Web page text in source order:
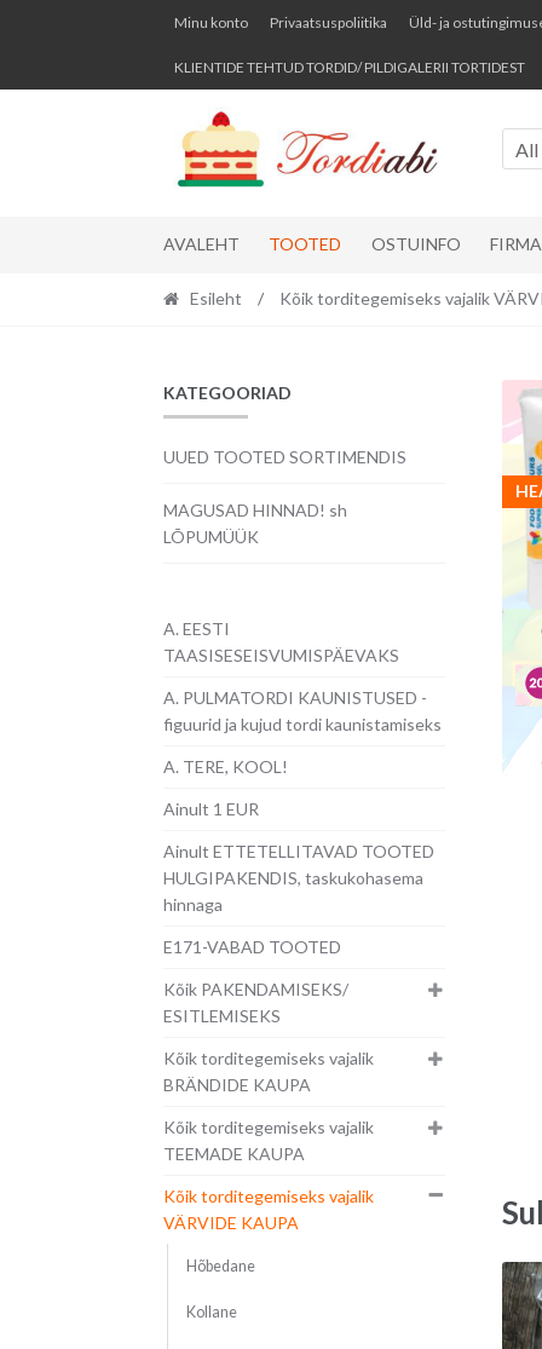
Skip
navigation
Skip
content
Minu konto Privaatsuspoliitika Üld- ja
KLIENTIDE TEHTUD TORDID/ PILDIGALERII TORTIDEST
All
AVALEHT TOOTED OSTUINFO
Esileht / Kõik torditegemiseks vajalik
KATEGOORIAD
UUED TOOTED SORTIMENDIS
MAGUSAD HINNAD! sh
LÕPUMÜÜK
A. EESTI
TAASISESEISVUMISPÄEVAKS
A. PULMATORDI KAUNISTUSED -
figuurid ja kujud tordi kaunistamiseks
A. TERE, KOOL!
Ainult 1 EUR
Ainult ETTETELLITAVAD TOOTED
HULGIPAKENDIS, taskukohasema
hinnaga
E171-VABAD TOOTED
Kõik PAKENDAMISEKS/
ESITLEMISEKS
Kõik torditegemiseks vajalik
BRÄNDIDE KAUPA
Kõik torditegemiseks vajalik
TEEMADE KAUPA
Kõik torditegemiseks vajalik
VÄRVIDE KAUPA
Hõbedane
Kollane